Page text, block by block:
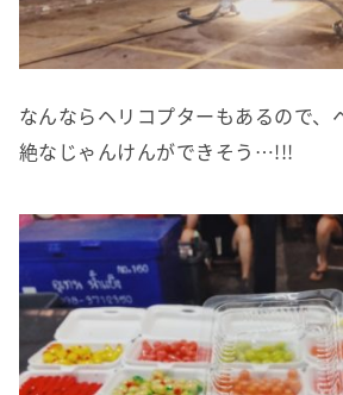
なんならヘリコプターもあるので、
絶なじゃんけんができそう…!!!